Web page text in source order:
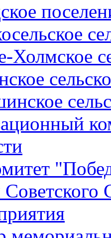
Холмское
Советского